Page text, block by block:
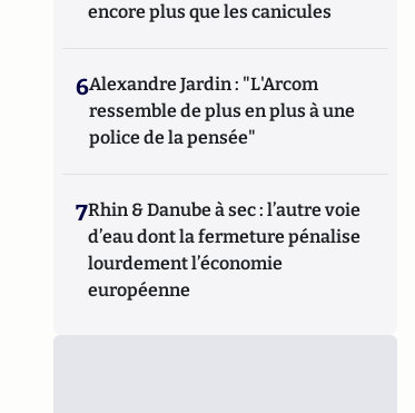
encore plus que les canicules
6Alexandre Jardin : "L'Arcom
ressemble de plus en plus à une
police de la pensée"
7Rhin & Danube à sec : l’autre voie
d’eau dont la fermeture pénalise
lourdement l’économie
européenne